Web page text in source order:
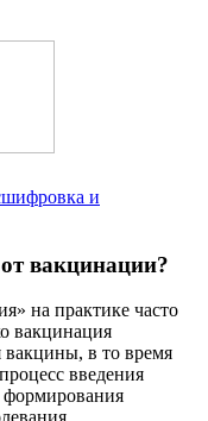
и
вакцинации?
на практике часто
вакцинация
вакцины, в то время
введения